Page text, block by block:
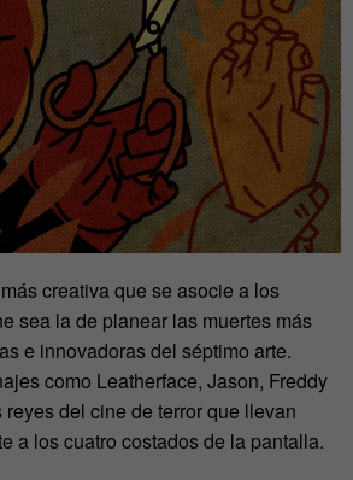
creativa que se asocie a los
sea la de planear las muertes más
e innovadoras del séptimo arte.
como Leatherface, Jason, Freddy
del cine de terror que llevan
a los cuatro costados de la pantalla.